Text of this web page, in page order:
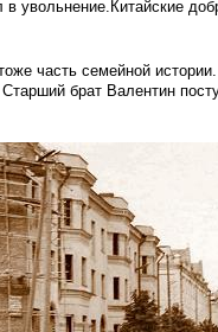
увольнение.Китайские
часть семейной
брат Валентин